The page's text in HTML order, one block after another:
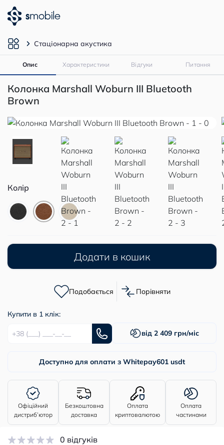
Стаціонарна акустика
Опис Характеристики Відгуки Питання
Колонка Marshall Woburn III Bluetooth
Brown
Колір
Додати в кошик
Подобається Порівняти
Купити в 1 клік:
від 2 409 грн/міс
Доступно для оплати з Whitepay601 usdt
Офіційний
дистриб’ютор
Безкоштовна
доставка
Оплата
криптовалютою
Оплата
частинами
0 відгуків